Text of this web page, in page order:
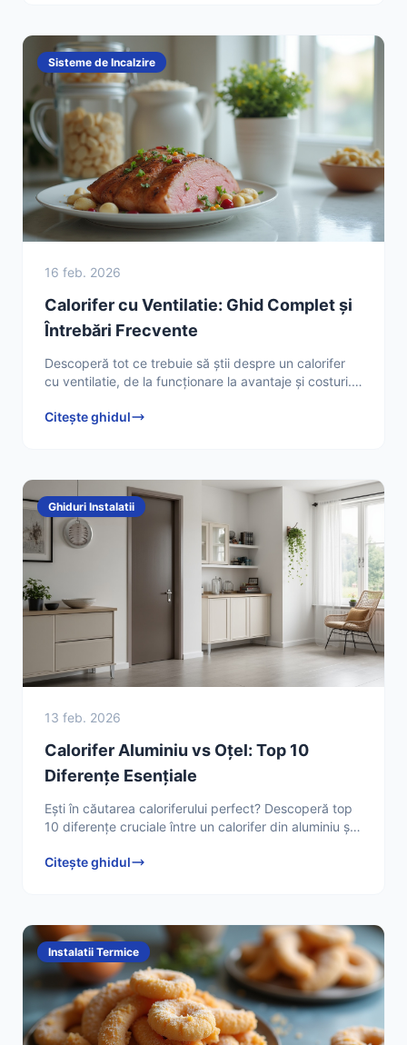
Sisteme de Incalzire
16 feb. 2026
Calorifer cu Ventilatie: Ghid Complet și
Întrebări Frecvente
Descoperă tot ce trebuie să știi despre un calorifer
cu ventilatie, de la funcționare la avantaje și costuri.
Citește ghidul
Ghiduri Instalatii
13 feb. 2026
Calorifer Aluminiu vs Oțel: Top 10
Diferențe Esențiale
Ești în căutarea caloriferului perfect? Descoperă top
10 diferențe cruciale între un calorifer din aluminiu și
Citește ghidul
Instalatii Termice